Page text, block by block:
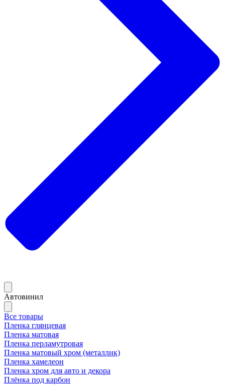
Автовинил
Все товары
Пленка глянцевая
Пленка матовая
Пленка перламутровая
Пленка матовый хром (металлик)
Пленка хамелеон
Пленка хром для авто и декора
Плёнка под карбон